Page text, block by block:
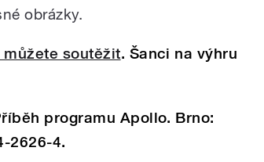
obrázky.
můžete soutěžit. Šanci na výhru
programu Apollo. Brno:
2626-4.